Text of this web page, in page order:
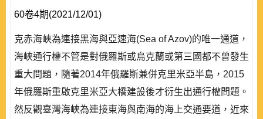
60卷4期(2021/12/01)
克赤海峽為連接黑海與亞速海(Sea of Azov)的唯一通道，
海峽通行權不管是對俄羅斯或烏克蘭或第三國都不曾發生
重大問題，隨著2014年俄羅斯兼併克里米亞半島，2015
年俄羅斯重啟克里米亞大橋建設後才衍生出通行權問題。
然反觀臺灣海峽為連接東海與南海的海上交通要道，近來